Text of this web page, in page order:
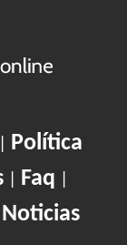
Política
Faq
Noticias